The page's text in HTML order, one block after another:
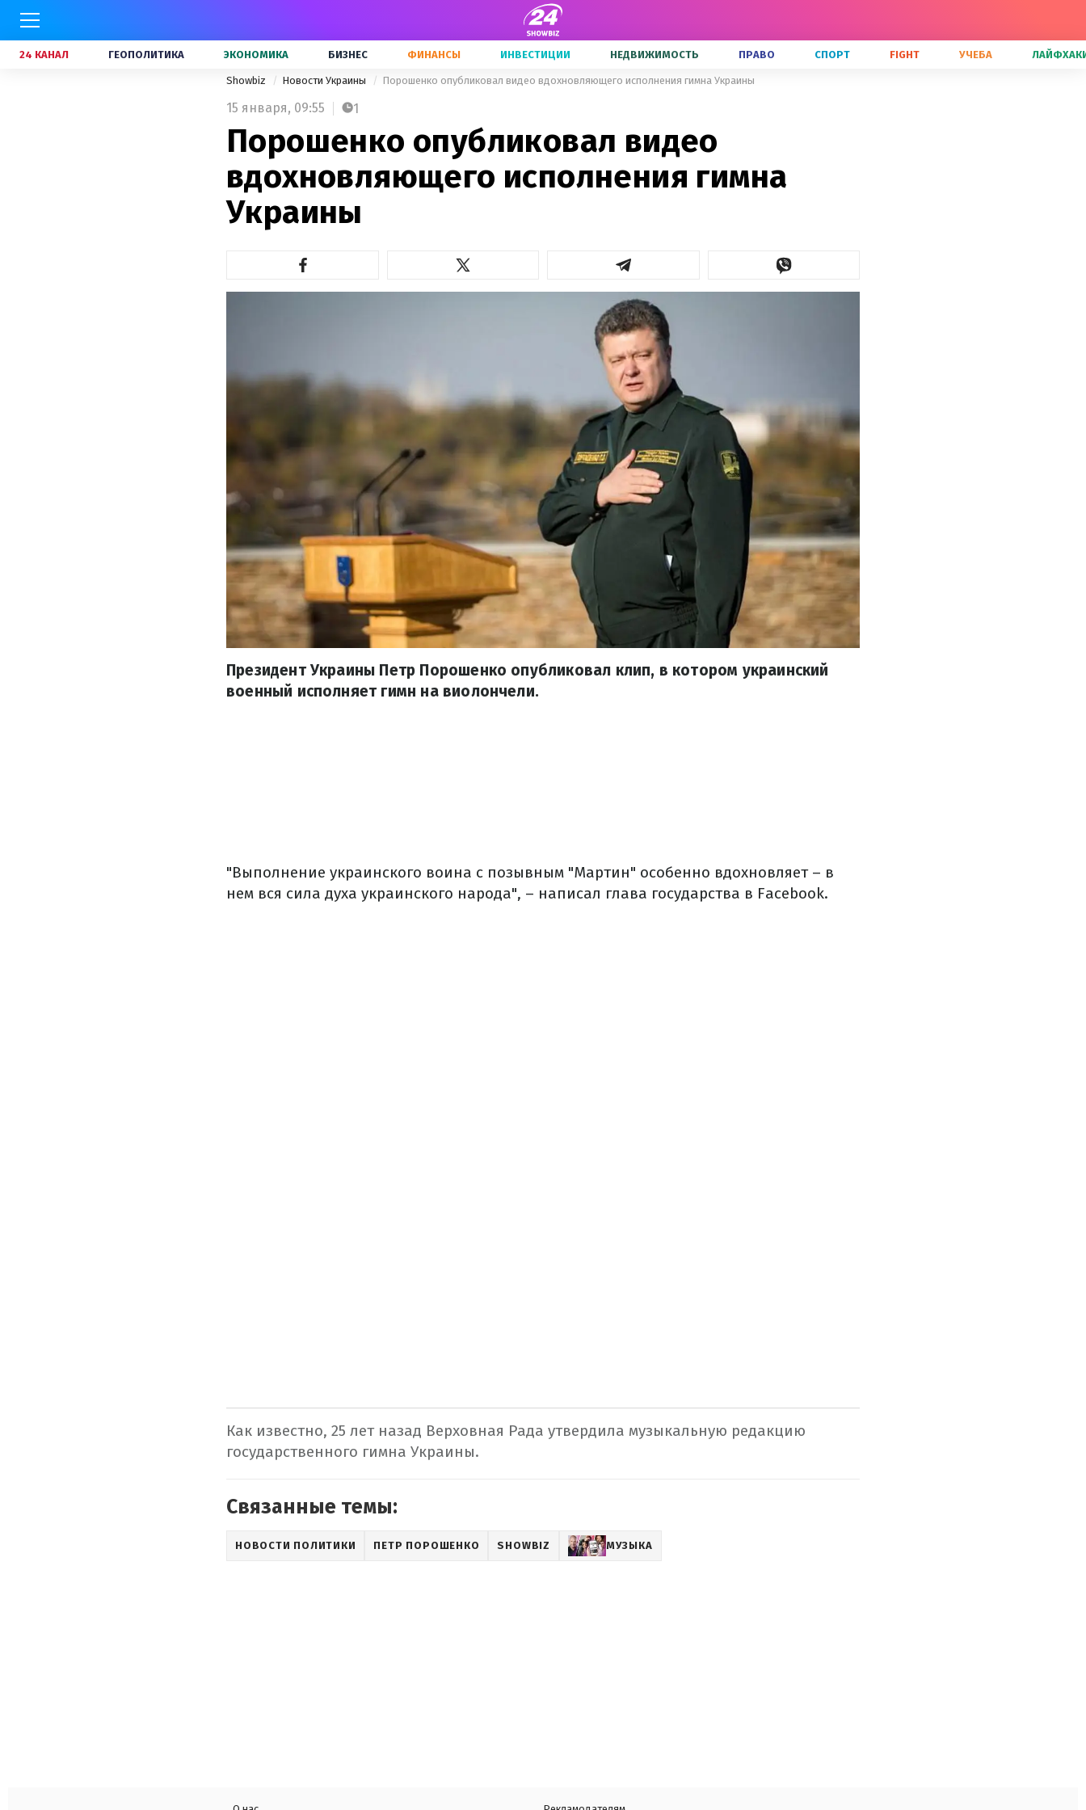
24 КАНАЛ ГЕОПОЛИТИКА ЭКОНОМИКА БИЗНЕС ФИНАНСЫ ИНВЕСТИЦИИ НЕДВИЖИМОСТЬ ПРАВО СПОРТ FIGHT УЧЕБА
Showbiz Новости Украины Порошенко опубликовал видео вдохновляющего исполнения гимна Украины
15 января, 09:55 1
Порошенко опубликовал видео
вдохновляющего исполнения гимна
Украины
Президент Украины Петр Порошенко опубликовал клип, в котором украинский
военный исполняет гимн на виолончели.
"Выполнение украинского воина с позывным "Мартин" особенно вдохновляет – в
нем вся сила духа украинского народа", – написал глава государства в Facebook.
Как известно, 25 лет назад Верховная Рада утвердила музыкальную редакцию
государственного гимна Украины.
Связанные темы:
НОВОСТИ ПОЛИТИКИ ПЕТР ПОРОШЕНКО SHOWBIZ МУЗЫКА